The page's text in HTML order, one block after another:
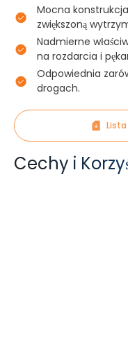
Mocna
zwiększoną
Nadmierne
na rozdarcia i
Odpowiednia
drogach.
Cechy i